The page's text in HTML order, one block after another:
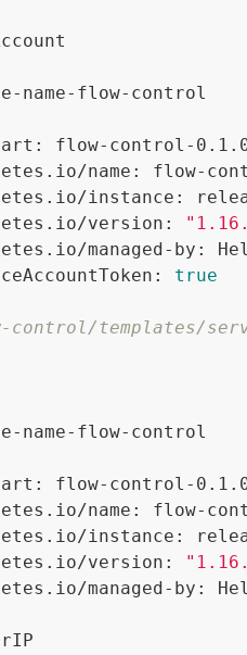
name-flow-control
flow-control-
name: flow-
instance:
version:
managed-by:
true
control/templates/
name-flow-control
flow-control-
name: flow-
instance:
version:
managed-by: